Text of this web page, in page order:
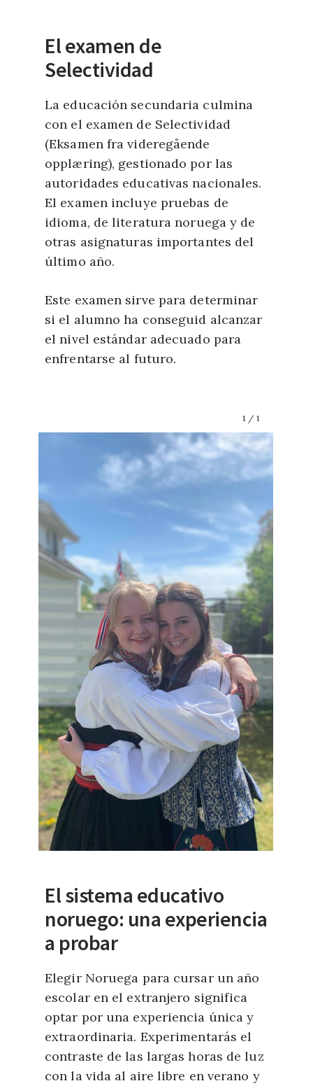
El examen de
Selectividad
La educación secundaria culmina
con el examen de Selectividad
(Eksamen fra videregående
opplæring), gestionado por las
autoridades educativas nacionales.
El examen incluye pruebas de
idioma, de literatura noruega y de
otras asignaturas importantes del
último año.
Este examen sirve para determinar
si el alumno ha conseguid alcanzar
el nivel estándar adecuado para
enfrentarse al futuro.
1 / 1
El sistema educativo
noruego: una experiencia
a probar
Elegir Noruega para cursar un año
escolar en el extranjero significa
optar por una experiencia única y
extraordinaria. Experimentarás el
contraste de las largas horas de luz
con la vida al aire libre en verano y